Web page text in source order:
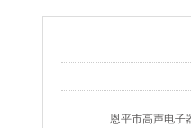
恩平市高声电子